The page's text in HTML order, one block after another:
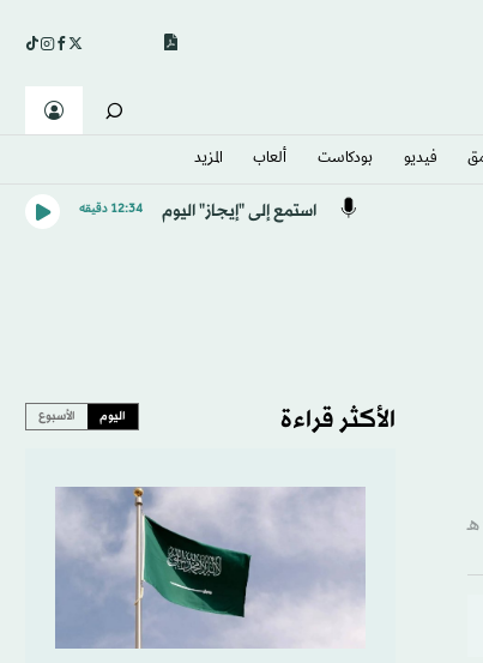
فيديو بودكاست ألعاب المزيد
استمع إلى "إيجاز" اليوم 12:34 دقيقه
الأكثر قراءة اليوم الأسبوع